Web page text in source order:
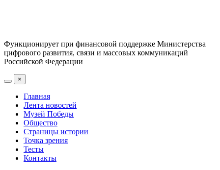
Функционирует при финансовой поддержке Министерства
цифрового развития, связи и массовых коммуникаций
Российской Федерации
×
Главная
Лента новостей
Музей Победы
Общество
Страницы истории
Точка зрения
Тесты
Контакты